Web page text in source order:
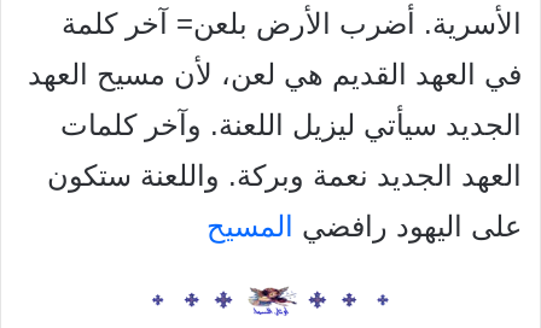
الأسرية. أضرب الأرض بلعن= آخر كلمة
في العهد القديم هي لعن، لأن مسيح العهد
الجديد سيأتي ليزيل اللعنة. وآخر كلمات
العهد الجديد نعمة وبركة. واللعنة ستكون
على اليهود رافضي
المسيح